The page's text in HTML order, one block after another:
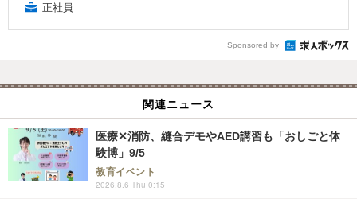
正社員
Sponsored by
関連ニュース
医療✕消防、縫合デモやAED講習も「おしごと体
験博」9/5
教育イベント
2026.8.6 Thu 0:15